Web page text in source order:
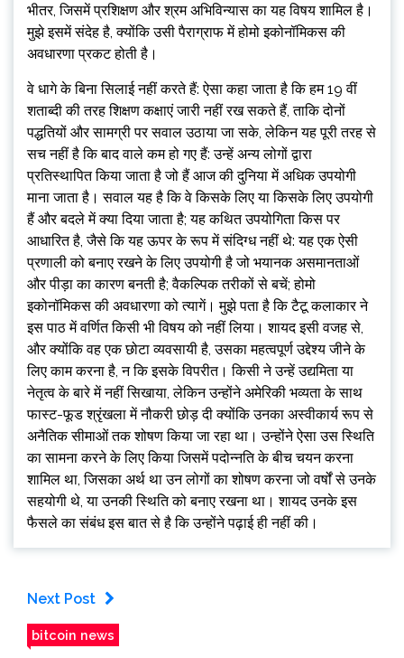
भीतर, जिसमें प्रशिक्षण और श्रम अभिविन्यास का यह विषय शामिल है।
मुझे इसमें संदेह है, क्योंकि उसी पैराग्राफ में होमो इकोनॉमिकस की
अवधारणा प्रकट होती है।
वे धागे के बिना सिलाई नहीं करते हैं: ऐसा कहा जाता है कि हम 19 वीं
शताब्दी की तरह शिक्षण कक्षाएं जारी नहीं रख सकते हैं, ताकि दोनों
पद्धतियों और सामग्री पर सवाल उठाया जा सके, लेकिन यह पूरी तरह से
सच नहीं है कि बाद वाले कम हो गए हैं: उन्हें अन्य लोगों द्वारा
प्रतिस्थापित किया जाता है जो हैं आज की दुनिया में अधिक उपयोगी
माना जाता है। सवाल यह है कि वे किसके लिए या किसके लिए उपयोगी
हैं और बदले में क्या दिया जाता है; यह कथित उपयोगिता किस पर
आधारित है, जैसे कि यह ऊपर के रूप में संदिग्ध नहीं थे: यह एक ऐसी
प्रणाली को बनाए रखने के लिए उपयोगी है जो भयानक असमानताओं
और पीड़ा का कारण बनती है; वैकल्पिक तरीकों से बचें; होमो
इकोनॉमिकस की अवधारणा को त्यागें। मुझे पता है कि टैटू कलाकार ने
इस पाठ में वर्णित किसी भी विषय को नहीं लिया। शायद इसी वजह से,
और क्योंकि वह एक छोटा व्यवसायी है, उसका महत्वपूर्ण उद्देश्य जीने के
लिए काम करना है, न कि इसके विपरीत। किसी ने उन्हें उद्यमिता या
नेतृत्व के बारे में नहीं सिखाया, लेकिन उन्होंने अमेरिकी भव्यता के साथ
फास्ट-फूड श्रृंखला में नौकरी छोड़ दी क्योंकि उनका अस्वीकार्य रूप से
अनैतिक सीमाओं तक शोषण किया जा रहा था। उन्होंने ऐसा उस स्थिति
का सामना करने के लिए किया जिसमें पदोन्नति के बीच चयन करना
शामिल था, जिसका अर्थ था उन लोगों का शोषण करना जो वर्षों से उनके
सहयोगी थे, या उनकी स्थिति को बनाए रखना था। शायद उनके इस
फैसले का संबंध इस बात से है कि उन्होंने पढ़ाई ही नहीं की।
Next Post
bitcoin news